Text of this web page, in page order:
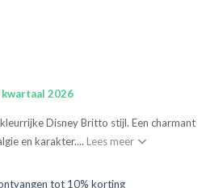
2026
Disney Britto stijl. Een charmant
en karakter.... Lees meer
tot 10% korting